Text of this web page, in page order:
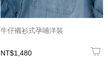
牛仔襯衫式孕哺洋裝
NT$1,480